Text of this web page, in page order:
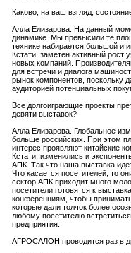
Каково, на ваш взгляд,
Алла Елизарова. На данный
динамике. Мы превысили те
технике набирается большой и
Кстати, заметен активный рост
новых компаний.
для встречи и диалога
рынок компонентов, поскольку
аудиторией потенциальных
Все долгоиграющие проекты
девяти выставок?
Алла Елизарова. Глобальное
больше российских. При этом
интерес проявляют китайские
Кстати, изменились и
АПК. Так что наша выставка
Что касается посетителей, то
сектор АПК приходит много
посетители готовятся к
конференциям, чтобы
которые дали толчок более
любому посетителю
предприятия.
АГРОСАЛОН проводится раз в